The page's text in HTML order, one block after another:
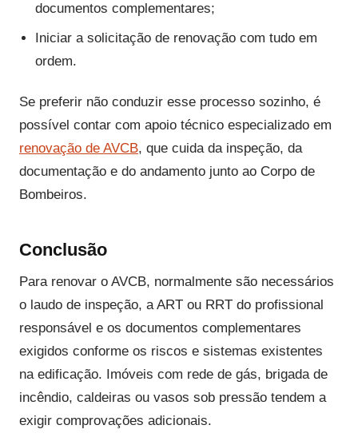
documentos complementares;
Iniciar a solicitação de renovação com tudo em
ordem.
Se preferir não conduzir esse processo sozinho, é
possível contar com apoio técnico especializado em
renovação de AVCB, que cuida da inspeção, da
documentação e do andamento junto ao Corpo de
Bombeiros.
Conclusão
Para renovar o AVCB, normalmente são necessários
o laudo de inspeção, a ART ou RRT do profissional
responsável e os documentos complementares
exigidos conforme os riscos e sistemas existentes
na edificação. Imóveis com rede de gás, brigada de
incêndio, caldeiras ou vasos sob pressão tendem a
exigir comprovações adicionais.